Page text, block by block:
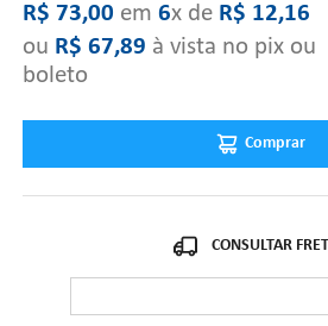
R$ 73,00 ‎ em‎ ‎6x de‎ ‎ R$ 12,16
ou R$ 67,89 à vista no pix ou
boleto
Comprar